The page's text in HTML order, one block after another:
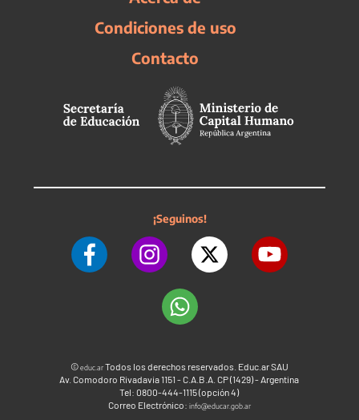
Condiciones de uso
Contacto
¡Seguinos!
©educ.arTodos los derechos reservados. Educ.ar SAU
Av. Comodoro Rivadavia 1151 - C.A.B.A. CP (1429) - Argentina
Tel: 0800-444-1115 (opción 4)
Correo Electrónico: info@educar.gob.ar